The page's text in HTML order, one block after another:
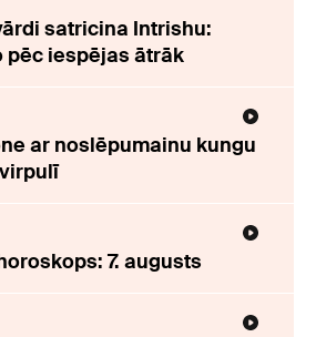
satricina Intrishu:
pēc iespējas ātrāk
ar noslēpumainu kungu
7. augusts